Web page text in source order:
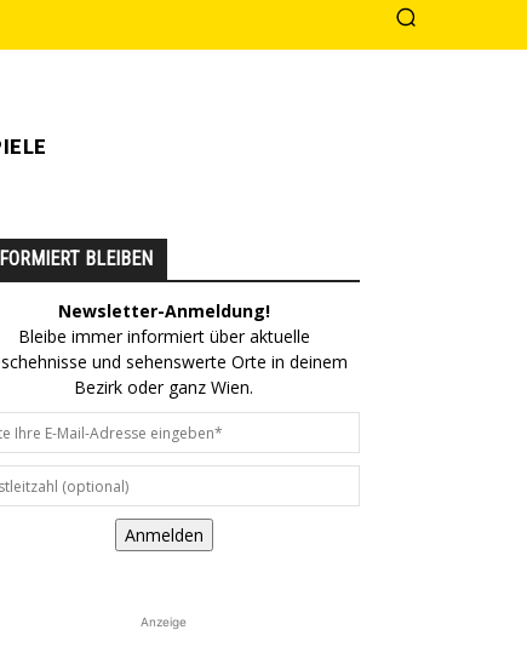
BLEIBEN
Newsletter-Anmeldung!
Bleibe immer informiert über aktuelle
und sehenswerte Orte in deinem
Bezirk oder ganz Wien.
Anmelden
Anzeige